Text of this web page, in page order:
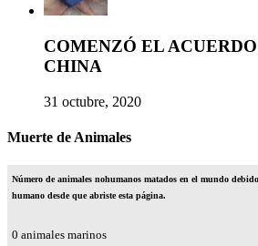
COMENZÓ EL
CHINA
31 octubre, 2020
Muerte de Animales
Número de animales nohumanos matados en el mundo
humano desde que abriste esta página.
0 animales marinos